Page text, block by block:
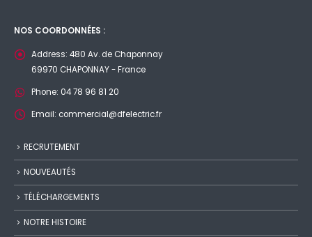
NOS COORDONNÉES :
Address: 480 Av. de Chaponnay
69970 CHAPONNAY - France
Phone: 04 78 96 81 20
Email: commercial@dfelectric.fr
RECRUTEMENT
NOUVEAUTÉS
TÉLÉCHARGEMENTS
NOTRE HISTOIRE